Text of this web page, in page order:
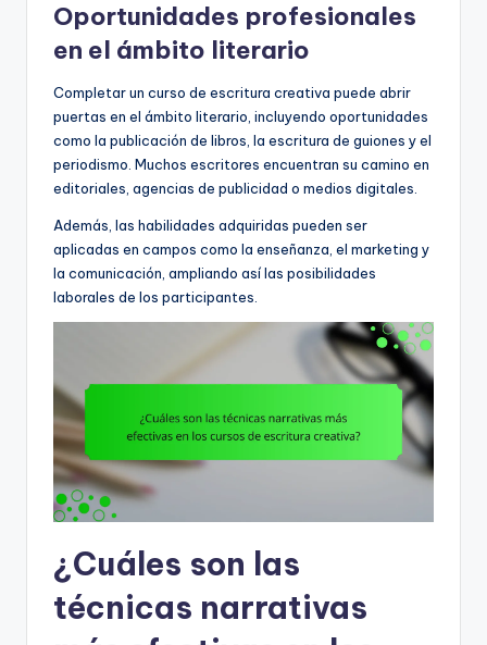
Oportunidades profesionales
en el ámbito literario
Completar un curso de escritura creativa puede abrir
puertas en el ámbito literario, incluyendo oportunidades
como la publicación de libros, la escritura de guiones y el
periodismo. Muchos escritores encuentran su camino en
editoriales, agencias de publicidad o medios digitales.
Además, las habilidades adquiridas pueden ser
aplicadas en campos como la enseñanza, el marketing y
la comunicación, ampliando así las posibilidades
laborales de los participantes.
¿Cuáles son las
técnicas narrativas